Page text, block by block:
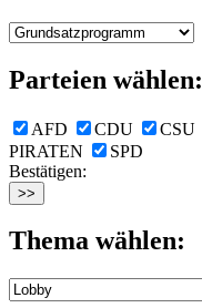
Parteien wählen:
AFD CDU CSU
PIRATEN
SPD
Bestätigen:
Thema wählen: